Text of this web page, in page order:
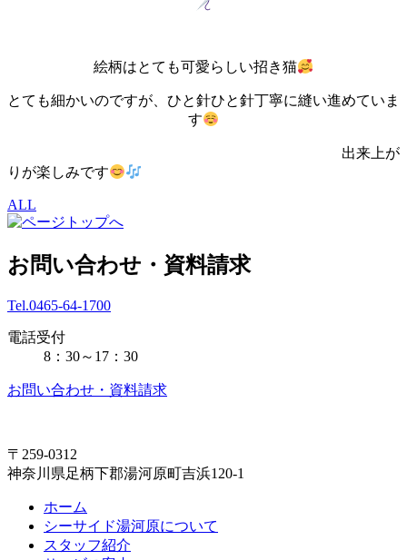
絵柄はとても可愛らしい招き猫
とても細かいのですが、ひと針ひと針丁寧に縫い進めていま
す
出来上が
りが楽しみです
ALL
お問い合わせ・資料請求
Tel.0465-64-1700
電話受付
8：30～17：30
お問い合わせ・資料請求
〒259-0312
神奈川県足柄下郡湯河原町吉浜120-1
ホーム
シーサイド湯河原について
スタッフ紹介